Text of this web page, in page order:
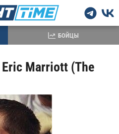
Marriott (The
БОЙЦЫ